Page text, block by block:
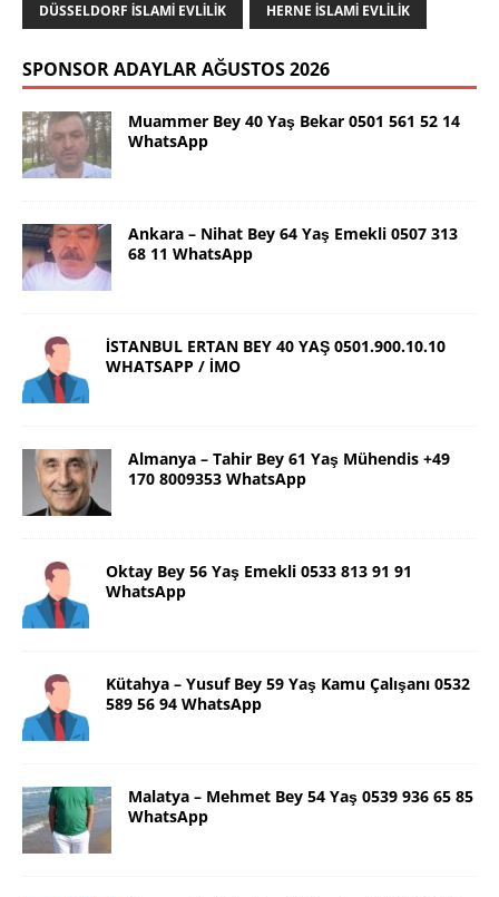
DÜSSELDORF İSLAMI EVLILIK HERNE İSLAMI EVLILIK
SPONSOR ADAYLAR AĞUSTOS 2026
Muammer Bey 40 Yaş Bekar 0501 561 52 14
WhatsApp
Ankara – Nihat Bey 64 Yaş Emekli 0507 313
68 11 WhatsApp
İSTANBUL ERTAN BEY 40 YAŞ 0501.900.10.10
WHATSAPP / İMO
Almanya – Tahir Bey 61 Yaş Mühendis +49
170 8009353 WhatsApp
Oktay Bey 56 Yaş Emekli 0533 813 91 91
WhatsApp
Kütahya – Yusuf Bey 59 Yaş Kamu Çalışanı 0532
589 56 94 WhatsApp
Malatya – Mehmet Bey 54 Yaş 0539 936 65 85
WhatsApp